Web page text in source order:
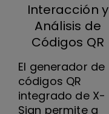
Interacción y
Análisis de
Códigos QR
El generador de
códigos QR
integrado de X-
Sign permite a